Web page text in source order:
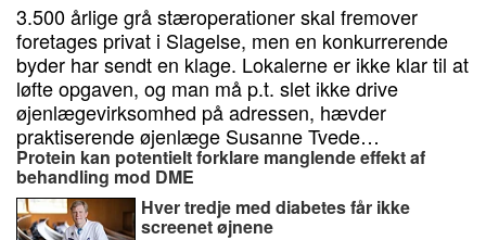
3.500 årlige grå stæroperationer skal fremover
foretages privat i Slagelse, men en konkurrerende
byder har sendt en klage. Lokalerne er ikke klar til at
løfte opgaven, og man må p.t. slet ikke drive
øjenlægevirksomhed på adressen, hævder
praktiserende øjenlæge Susanne Tvede…
Protein kan potentielt forklare manglende effekt af
behandling mod DME
Hver tredje med diabetes får ikke
screenet øjnene